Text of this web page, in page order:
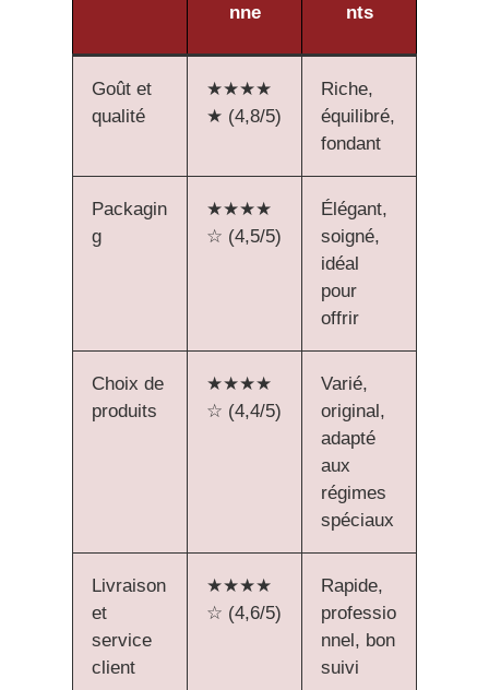
nne
nts
Goût et
qualité
★★★★
★ (4,8/5)
Riche,
équilibré,
fondant
Packagin
g
★★★★
☆ (4,5/5)
Élégant,
soigné,
idéal
pour
offrir
Choix de
produits
★★★★
☆ (4,4/5)
Varié,
original,
adapté
aux
régimes
spéciaux
Livraison
et
service
client
★★★★
☆ (4,6/5)
Rapide,
professio
nnel, bon
suivi